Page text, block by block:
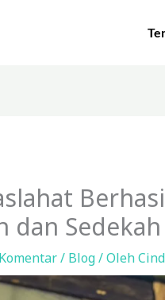
dan
/ Blog/ Oleh